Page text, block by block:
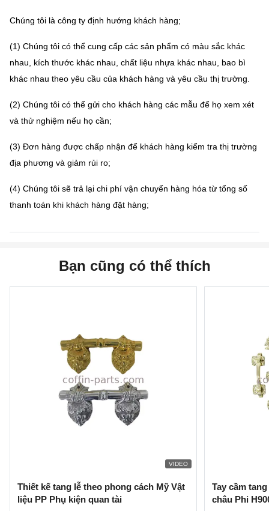
Chúng tôi là công ty định hướng khách hàng;
(1) Chúng tôi có thể cung cấp các sản phẩm có màu sắc khác
nhau, kích thước khác nhau, chất liệu nhựa khác nhau, bao bì
khác nhau theo yêu cầu của khách hàng và yêu cầu thị trường.
(2) Chúng tôi có thể gửi cho khách hàng các mẫu để họ xem xét
và thử nghiệm nếu họ cần;
(3) Đơn hàng được chấp nhận để khách hàng kiểm tra thị trường
địa phương và giảm rủi ro;
(4) Chúng tôi sẽ trả lại chi phí vận chuyển hàng hóa từ tổng số
thanh toán khi khách hàng đặt hàng;
Bạn cũng có thể thích
VIDEO
Thiết kế tang lễ theo phong cách Mỹ Vật
liệu PP Phụ kiện quan tài
Tay cầm
châu Phi